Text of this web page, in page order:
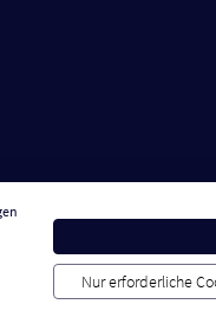
Nur erforderliche